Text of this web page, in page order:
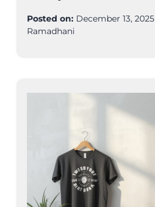
Posted on: December 13, 2025
Ramadhani